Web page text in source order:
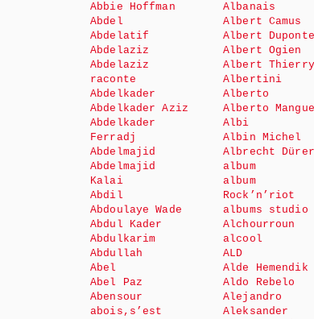
Abbie Hoffman
Abdel
Abdelatif
Abdelaziz
Abdelaziz
raconte
Abdelkader
Abdelkader Aziz
Abdelkader
Ferradj
Abdelmajid
Abdelmajid
Kalai
Abdil
Abdoulaye Wade
Abdul Kader
Abdulkarim
Abdullah
Abel
Abel Paz
Abensour
abois,s’est
Albanais
Albert Camus
Albert
Albert Ogien
Albert Thierry
Albertini
Alberto
Alberto
Albi
Albin Michel
Albrecht Dürer
album
album
Rock’n’riot
albums studio
Alchourroun
alcool
ALD
Alde Hemendik
Aldo Rebelo
Alejandro
Aleksander